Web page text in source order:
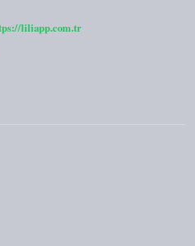
liliapp.com.tr